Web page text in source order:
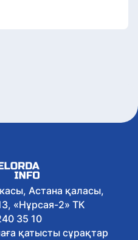
Астана қаласы,
«Нұрсая-2» ТК
35 10
қатысты сұрақтар